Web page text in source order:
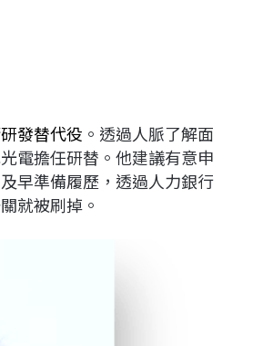
研發替代役 。透過人脈了解面
電擔任研替。他建議有意申
早準備履歷，透過人力銀行
就被刷掉。